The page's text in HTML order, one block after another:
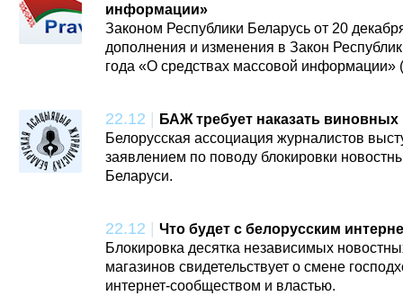
информации»
Законом Республики Беларусь от 20
дополнения и изменения в Закон
года «О средствах массовой информации»
22.12
БАЖ требует наказать виновных
Белорусская ассоциация журналистов
заявлением по поводу блокировки
Беларуси.
22.12
Что будет с белорусским
Блокировка десятка независимых
магазинов свидетельствует о смене
интернет-сообществом и властью.